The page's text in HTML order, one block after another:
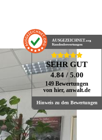
AUSGEZEICHNET.org
Kundenbewertungen
SEHR GUT
4.84 / 5.00
149 Bewertungen
von hier, anwalt.de
Hinweis zu den Bewertungen